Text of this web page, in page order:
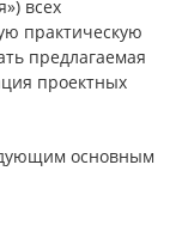
всех
практическую
предлагаемая
проектных
основным